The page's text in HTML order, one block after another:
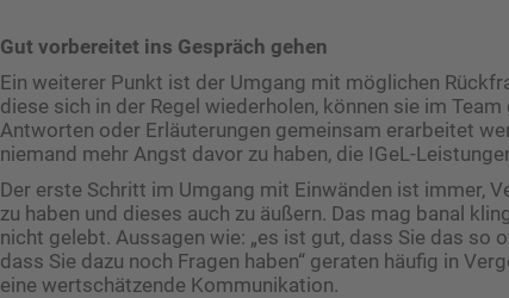
Gut vorbereitet ins Gespräch gehen
Ein weiterer Punkt ist der Umgang mit möglichen
diese sich in der Regel wiederholen, können sie im
Antworten oder Erläuterungen gemeinsam erarbeitet
niemand mehr Angst davor zu haben, die IGeL-
Der erste Schritt im Umgang mit Einwänden ist ­immer,
zu haben und dieses auch zu äußern. Das mag banal
nicht gelebt. Aussagen wie: „es ist gut, dass Sie das so
dass Sie dazu noch Fragen haben“ geraten häufig in
eine wertschätzende ­Kommunikation.